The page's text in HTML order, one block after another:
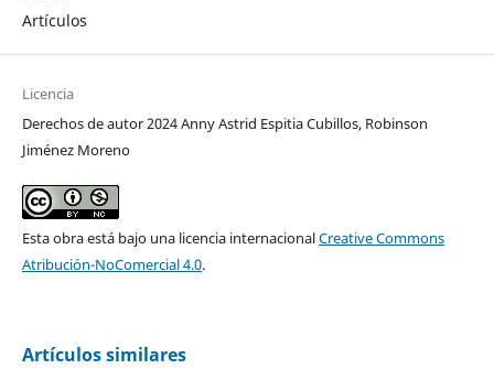
Artículos
Licencia
Derechos de autor 2024 Anny Astrid Espitia Cubillos, Robinson
Jiménez Moreno
Esta obra está bajo una licencia internacionalCreative Commons
Atribución-NoComercial 4.0.
Artículos similares